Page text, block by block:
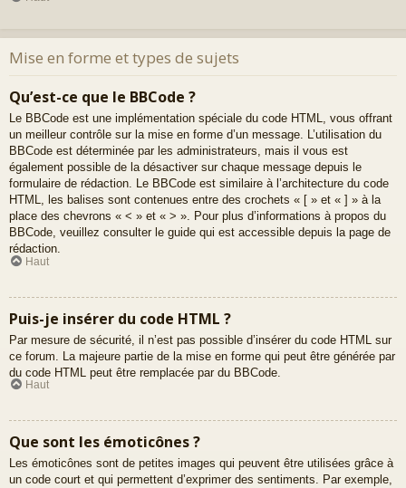
Mise en forme et types de sujets
Qu’est-ce que le BBCode ?
Le BBCode est une implémentation spéciale du code HTML, vous offrant
un meilleur contrôle sur la mise en forme d’un message. L’utilisation du
BBCode est déterminée par les administrateurs, mais il vous est
également possible de la désactiver sur chaque message depuis le
formulaire de rédaction. Le BBCode est similaire à l’architecture du code
HTML, les balises sont contenues entre des crochets « [ » et « ] » à la
place des chevrons « < » et « > ». Pour plus d’informations à propos du
BBCode, veuillez consulter le guide qui est accessible depuis la page de
rédaction.
Haut
Puis-je insérer du code HTML ?
Par mesure de sécurité, il n’est pas possible d’insérer du code HTML sur
ce forum. La majeure partie de la mise en forme qui peut être générée par
du code HTML peut être remplacée par du BBCode.
Haut
Que sont les émoticônes ?
Les émoticônes sont de petites images qui peuvent être utilisées grâce à
un code court et qui permettent d’exprimer des sentiments. Par exemple,